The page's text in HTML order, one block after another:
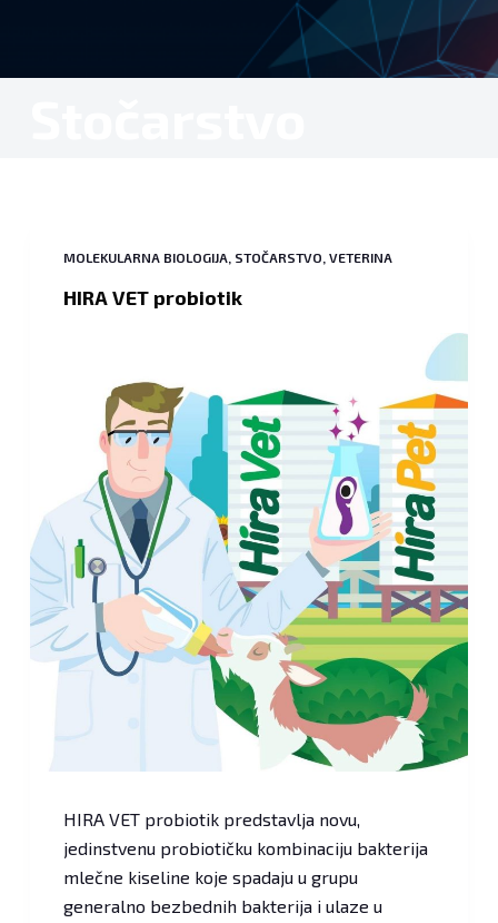
MOLEKULARNA BIOLOGIJA, STOČARSTVO VETERINA
HIRA VET probiotik
HIRA VET probiotik predstavlja novu,
jedinstvenu probiotičku kombinaciju bakterija
mlečne kiseline koje spadaju u grupu
generalno bezbednih bakterija i ulaze u